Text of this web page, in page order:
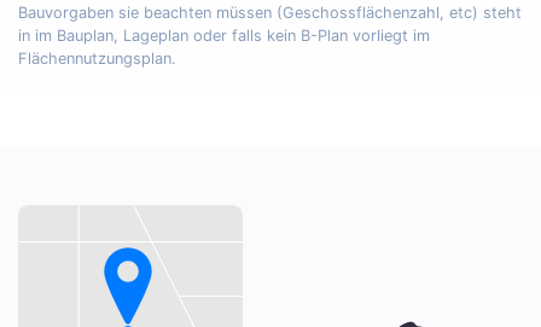
Bauvorgaben sie beachten müssen (Geschossflächenzahl, etc) steht
in im Bauplan, Lageplan oder falls kein B-Plan vorliegt im
Flächennutzungsplan.